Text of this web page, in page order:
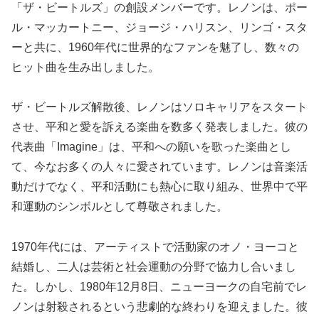
「ザ・ビートルズ」の創設メンバーです。レノンは、ポー
ル・マッカートニー、ジョージ・ハリスン、リンゴ・スタ
ーと共に、1960年代に世界的なファンを魅了し、数々の
ヒット曲を生み出しました。
ザ・ビートルズ解散後、レノンはソロキャリアをスタート
させ、平和と愛を訴える楽曲を数多く発表しました。彼の
代表曲「Imagine」は、平和への願いを歌った楽曲とし
て、今なお多くの人々に愛されています。レノンは音楽活
動だけでなく、平和活動にも熱心に取り組み、世界中で平
和運動のシンボルとして尊敬されました。
1970年代には、アーティストで活動家のオノ・ヨーコと
結婚し、二人は芸術と社会運動の分野で協力し合いまし
た。しかし、1980年12月8日、ニューヨークの自宅前でレ
ノンは射殺されるという悲劇的な終わりを迎えました。彼